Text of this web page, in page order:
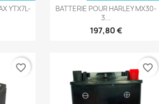
YTX7L-
Aperçu rapide
BATTERIE POUR HARLEY MX30-
3...
197,80 €
favorite_border favorite_border